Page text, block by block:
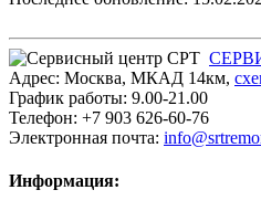
Адрес: Москва, МКАД 14км,
График работы: 9.00-21.00
Телефон: +7 903 626-60-76
Электронная почта:
Информация: